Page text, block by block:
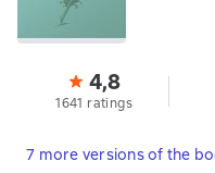
4,8
1641 ratings
7 more versions of the